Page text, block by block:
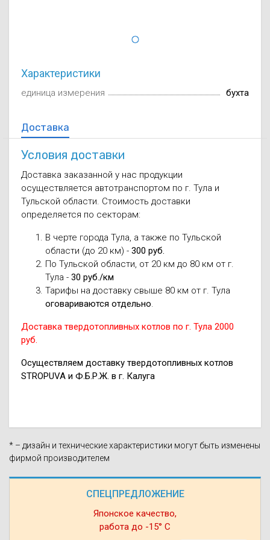
СПЕЦПРЕДЛОЖЕНИЕ
Японское качество,
работа до -15° С
Характеристики
единица измерения бухта
Доставка
Условия доставки
Доставка заказанной у нас продукции
осуществляется автотранспортом по г. Тула и
Тульской области. Стоимость доставки
определяется по секторам:
В черте города Тула, а также по Тульской
области (до 20 км) - 300 руб.
По Тульской области, от 20 км до 80 км от г.
Тула - 30 руб./км
Тарифы на доставку свыше 80 км от г. Тула
оговариваются отдельно.
Доставка твердотопливных котлов по г. Тула 2000
руб.
Осуществляем доставку твердотопливных котлов
STROPUVA и Ф.Б.Р.Ж. в г. Калуга
* – дизайн и технические характеристики могут быть изменены
фирмой производителем